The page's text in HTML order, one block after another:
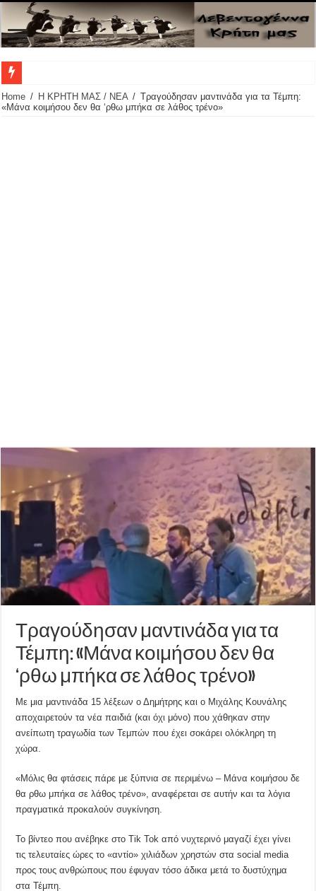
Home / Η ΚΡΗΤΗ ΜΑΣ / ΝΕΑ / Τραγούδησαν μαντινάδα για τα Τέμπη:
«Μάνα κοιμήσου δεν θα ‘ρθω μπήκα σε λάθος τρένο»
Τραγούδησαν μαντινάδα για τα
Τέμπη: «Μάνα κοιμήσου δεν θα
‘ρθω μπήκα σε λάθος τρένο»
Με μια μαντινάδα 15 λέξεων ο Δημήτρης και ο Μιχάλης Κουνάλης
αποχαιρετούν τα νέα παιδιά (και όχι μόνο) που χάθηκαν στην
ανείπωτη τραγωδία των Τεμπών που έχει σοκάρει ολόκληρη τη
χώρα.
«Μόλις θα φτάσεις πάρε με ξύπνια σε περιμένω – Μάνα κοιμήσου δε
θα ρθω μπήκα σε λάθος τρένο», αναφέρεται σε αυτήν και τα λόγια
πραγματικά προκαλούν συγκίνηση.
Το βίντεο που ανέβηκε στο Tik Tok από νυχτερινό μαγαζί έχει γίνει
τις τελευταίες ώρες το «αντίο» χιλιάδων χρηστών στα social media
προς τους ανθρώπους που έφυγαν τόσο άδικα μετά το δυστύχημα
στα Τέμπη.